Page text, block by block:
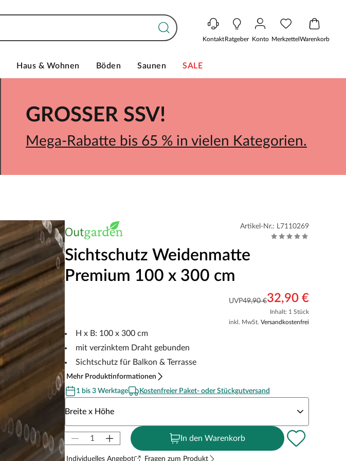
KontaktRatgeber Konto MerkzettelWarenkorb
Haus & Wohnen Böden Saunen SALE
GROSSER SSV!
Mega-Rabatte bis 65 % in vielen Kategorien.
Artikel-Nr.: L7110269
Sichtschutz Weidenmatte
Premium 100 x 300 cm
UVP49,90 €32,90 €
Inhalt: 1 Stück
inkl. MwSt. Versandkostenfrei
H x B: 100 x 300 cm
mit verzinktem Draht gebunden
Sichtschutz für Balkon & Terrasse
Mehr Produktinformationen
1 bis 3 Werktage
Kostenfreier Paket- oder Stückgutversand
Breite x Höhe
In den Warenkorb
Individuelles Angebot Fragen zum Produkt